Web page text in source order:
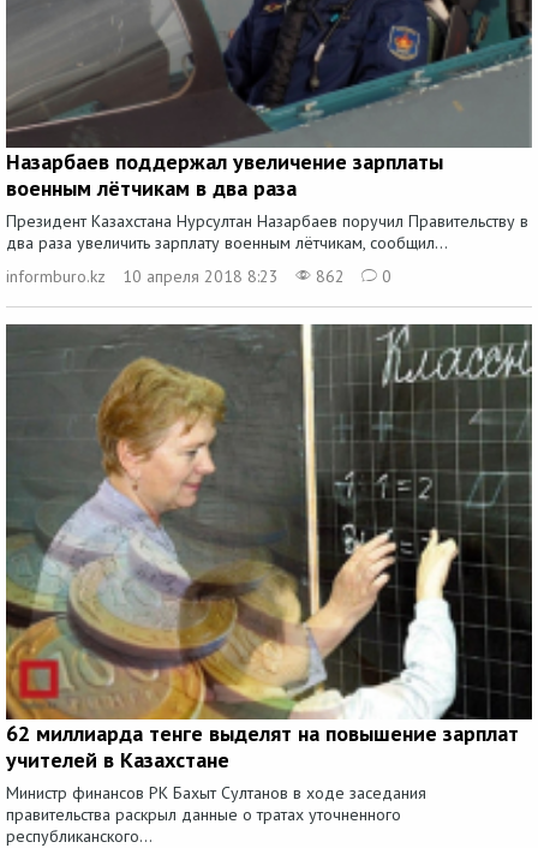
Назарбаев поддержал увеличение зарплаты
военным лётчикам в два раза
Президент Казахстана Нурсултан Назарбаев поручил Правительству в
два раза увеличить зарплату военным лётчикам, сообщил...
informburo.kz
10 апреля 2018 8:23 862 0
62 миллиарда тенге выделят на повышение зарплат
учителей в Казахстане
Министр финансов РК Бахыт Султанов в ходе заседания
правительства раскрыл данные о тратах уточненного
республиканского...